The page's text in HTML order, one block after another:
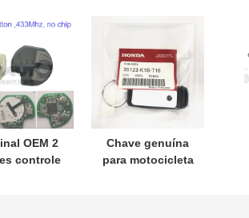
OEM 2
controle
Chave genuína
para motocicleta